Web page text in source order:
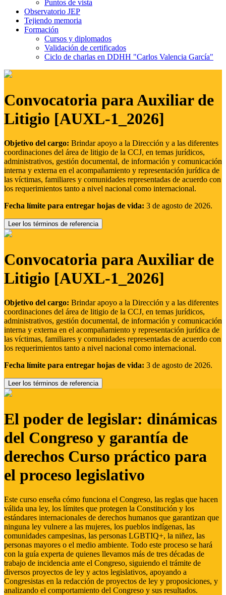
Puntos de vista
Observatorio JEP
Tejiendo memoria
Formación
Cursos y diplomados
Validación de certificados
Ciclo de charlas en DDHH "Carlos Valencia García"
Convocatoria para Auxiliar de
Litigio [AUXL-1_2026]
Objetivo del cargo: Brindar apoyo a la Dirección y a las diferentes
coordinaciones del área de litigio de la CCJ, en temas jurídicos,
administrativos, gestión documental, de información y comunicación
interna y externa en el acompañamiento y representación jurídica de
las víctimas, familiares y comunidades representadas de acuerdo con
los requerimientos tanto a nivel nacional como internacional.
Fecha límite para entregar hojas de vida: 3 de agosto de 2026.
Leer los términos de referencia
Convocatoria para Auxiliar de
Litigio [AUXL-1_2026]
Objetivo del cargo: Brindar apoyo a la Dirección y a las diferentes
coordinaciones del área de litigio de la CCJ, en temas jurídicos,
administrativos, gestión documental, de información y comunicación
interna y externa en el acompañamiento y representación jurídica de
las víctimas, familiares y comunidades representadas de acuerdo con
los requerimientos tanto a nivel nacional como internacional.
Fecha límite para entregar hojas de vida: 3 de agosto de 2026.
Leer los términos de referencia
El poder de legislar: dinámicas
del Congreso y garantía de
derechos Curso práctico para
el proceso legislativo
Este curso enseña cómo funciona el Congreso, las reglas que hacen
válida una ley, los límites que protegen la Constitución y los
estándares internacionales de derechos humanos que garantizan que
ninguna ley vulnere a las mujeres, los pueblos indígenas, las
comunidades campesinas, las personas LGBTIQ+, la niñez, las
personas mayores o el medio ambiente. Todo este proceso se hará
con la guía experta de quienes llevamos más de tres décadas de
trabajo de incidencia ante el Congreso, siguiendo el trámite de
diversos proyectos de ley y actos legislativos, apoyando a
Congresistas en la redacción de proyectos de ley y proposiciones, y
analizando el comportamiento del Congreso y sus resultados.